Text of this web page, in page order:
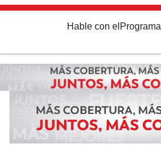
Hable con el Programa